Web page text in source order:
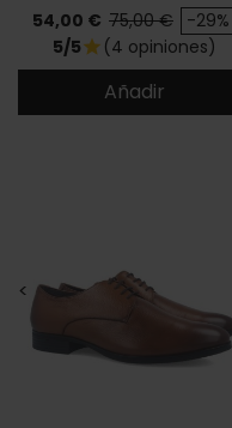
Precio
54,00 € Precio base
75,00 € -29%
5/5star (4 opiniones)
Añadir
<